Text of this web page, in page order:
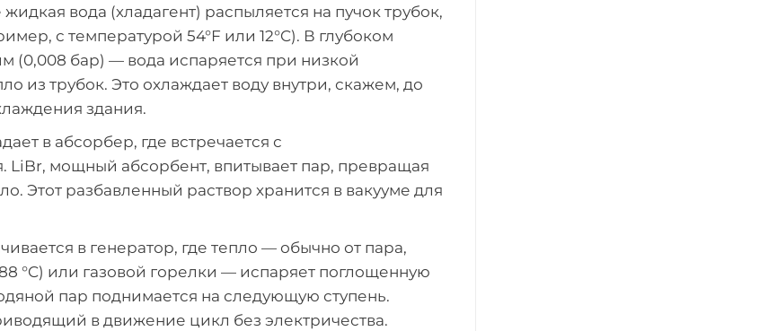
вода (хладагент) распыляется на пучок трубок,
с температурой 54°F или 12°C). В глубоком
(0,008 бар) — вода испаряется при низкой
из трубок. Это охлаждает воду внутри, скажем, до
здания.
в абсорбер, где встречается с
мощный абсорбент, впитывает пар, превращая
Этот разбавленный раствор хранится в вакууме для
в генератор, где тепло — обычно от пара,
°C) или газовой горелки — испаряет поглощенную
пар поднимается на следующую ступень.
в движение цикл без электричества.